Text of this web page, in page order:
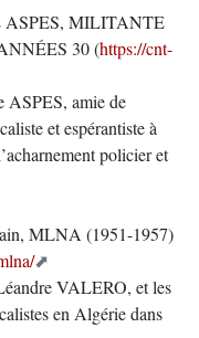
MILITANTE
30 (https://cnt-
ASPES, amie de
et espérantiste à
policier et
MLNA (1951-1957)
VALERO, et les
en Algérie dans